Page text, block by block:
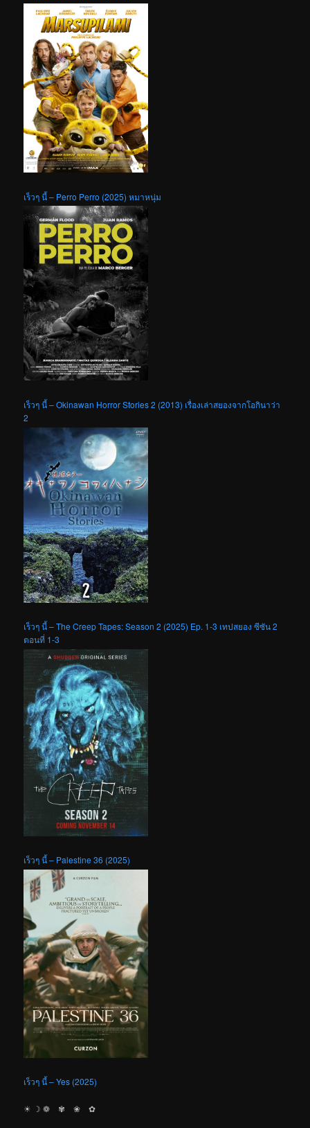
เร็วๆ นี้ – Perro Perro (2025) หมาหนุ่ม
เร็วๆ นี้ – Okinawan Horror Stories 2 (2013) เรื่องเล่าสยองจากโอกินาว่า
2
เร็วๆ นี้ – The Creep Tapes: Season 2 (2025) Ep. 1-3 เทปสยอง ซีซัน 2
ตอนที่ 1-3
เร็วๆ นี้ – Palestine 36 (2025)
เร็วๆ นี้ – Yes (2025)
☀︎ ☽ ❁ ✾ ❀ ✿